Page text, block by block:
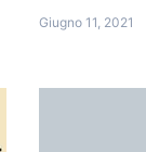
Giugno 11, 2021